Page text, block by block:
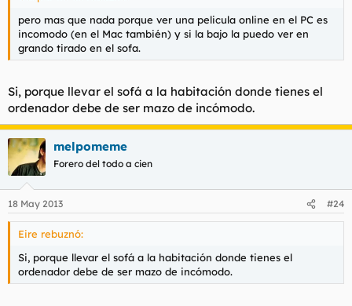
pero mas que nada porque ver una pelicula online en el PC es
incomodo (en el Mac también) y si la bajo la puedo ver en
grando tirado en el sofa.
Si, porque llevar el sofá a la habitación donde tienes el
ordenador debe de ser mazo de incómodo.
melpomeme
Forero del todo a cien
18 May 2013 #24
Eire rebuznó:
Si, porque llevar el sofá a la habitación donde tienes el
ordenador debe de ser mazo de incómodo.